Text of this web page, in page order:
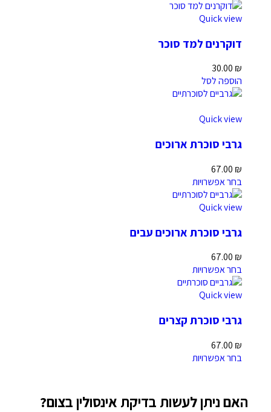
Quick view
דוקרנים למד סוכר
30.00 ₪
הוספה לסל
Quick view
גרבי סוכרת ארוכים
67.00 ₪
בחר אפשרויות
Quick view
גרבי סוכרת ארוכים עבים
67.00 ₪
בחר אפשרויות
Quick view
גרבי סוכרת קצרים
67.00 ₪
בחר אפשרויות
האם ניתן לעשות בדיקת אינסולין בצום?